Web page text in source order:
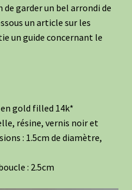
garder un bel arrondi de
un article sur les
un guide concernant le
gold filled 14k*
résine, vernis noir et
: 1.5cm de diamètre,
: 2.5cm